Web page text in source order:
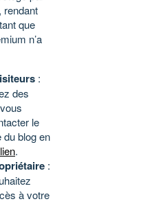
rendant
que
n’a
:
des
le
du blog en
.
:
à votre